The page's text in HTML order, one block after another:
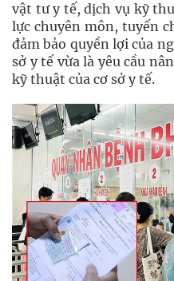
vật tư y tế, dịch vụ kỹ
lực chuyên môn, tuyến
đảm bảo quyền lợi của
sở y tế vừa là yêu cầu
kỹ thuật của cơ sở y tế.